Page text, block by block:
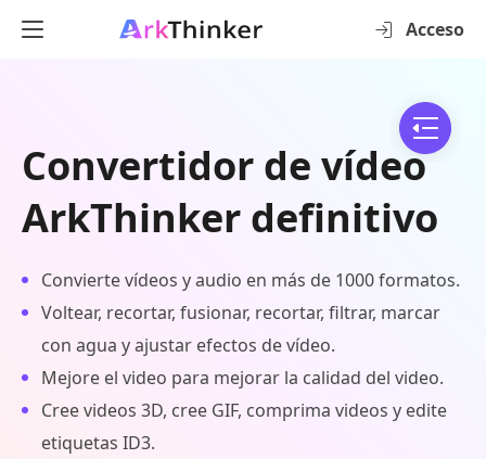
Acceso
Convertidor de vídeo
ArkThinker definitivo
Convierte vídeos y audio en más de 1000 formatos.
Voltear, recortar, fusionar, recortar, filtrar, marcar
con agua y ajustar efectos de vídeo.
Mejore el video para mejorar la calidad del video.
Cree videos 3D, cree GIF, comprima videos y edite
etiquetas ID3.